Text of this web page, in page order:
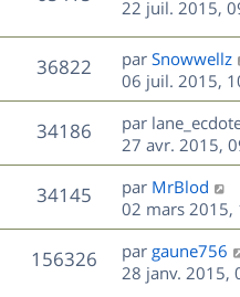
e
s
a
g
e
m
e
s
s
a
g
e
i
r
m
e
s
s
a
g
e
u
e
e
i
e
r
m
e
s
s
a
g
e
22 juil. 2015,
36822V
u
e
D
e
r
n
i
e
r
m
e
s
s
par Snowwellz
06 juil. 2015,
34186V
u
s
D
e
r
n
i
e
r
m
par
27 avr. 2015,
34145V
u
e
D
e
r
n
i
par MrBlod
02 mars 2015,
156326V
D
e
par gaune756
28 janv. 2015,